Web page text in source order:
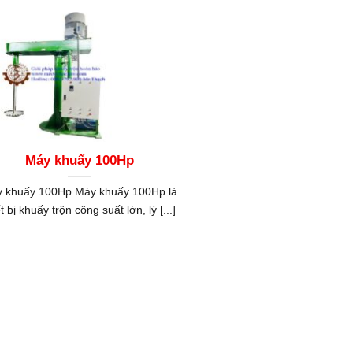
Máy khuấy 100Hp
khuấy 100Hp Máy khuấy 100Hp là
bị khuấy trộn công suất lớn, lý [...]